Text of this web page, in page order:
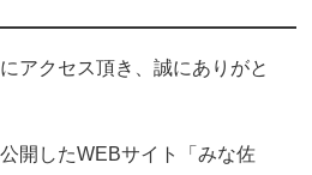
アクセス頂き、誠にありがと
開したWEBサイト「みな佐